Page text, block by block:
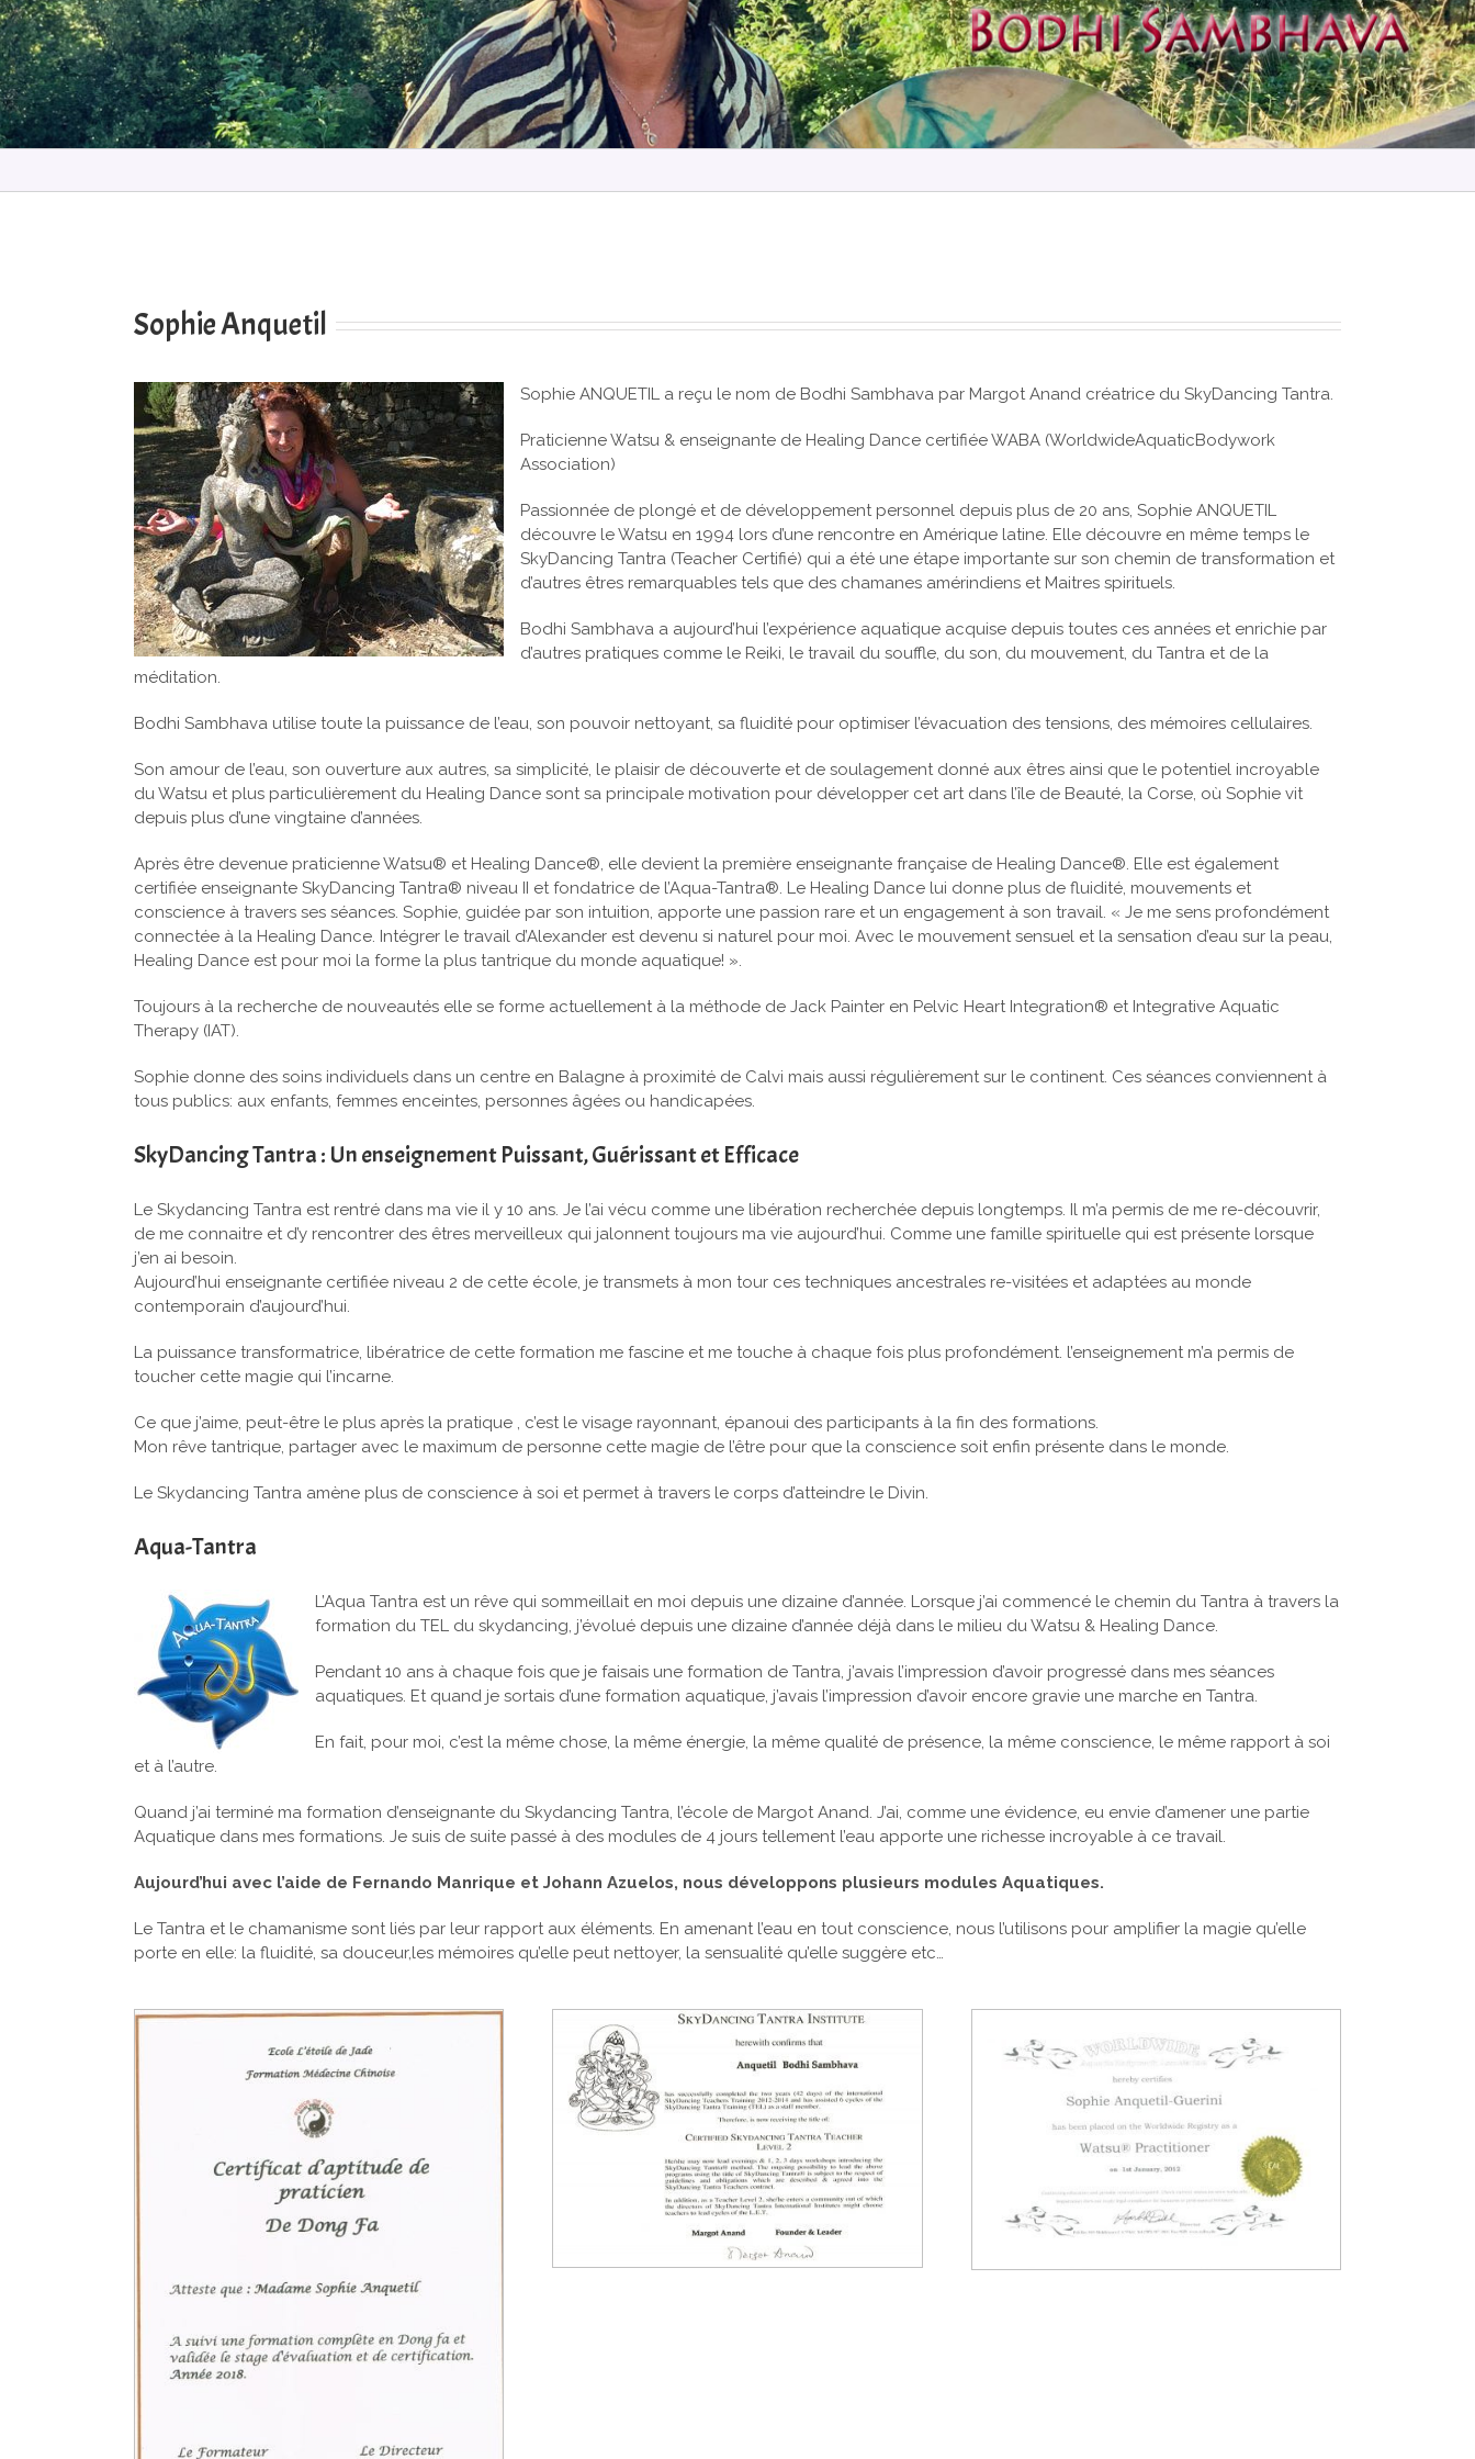
Sophie Anquetil
Sophie ANQUETIL a reçu le nom de Bodhi Sambhava par Margot Anand créatrice du SkyDancing Tantra.
Praticienne Watsu & enseignante de Healing Dance certifiée WABA (WorldwideAquaticBodywork
Association)
Passionnée de plongé et de développement personnel depuis plus de 20 ans, Sophie ANQUETIL
découvre le Watsu en 1994 lors d’une rencontre en Amérique latine. Elle découvre en même temps le
SkyDancing Tantra (Teacher Certifié) qui a été une étape importante sur son chemin de transformation et
d’autres êtres remarquables tels que des chamanes amérindiens et Maitres spirituels.
Bodhi Sambhava a aujourd’hui l’expérience aquatique acquise depuis toutes ces années et enrichie par
d’autres pratiques comme le Reiki, le travail du souffle, du son, du mouvement, du Tantra et de la
méditation.
Bodhi Sambhava utilise toute la puissance de l’eau, son pouvoir nettoyant, sa fluidité pour optimiser l’évacuation des tensions, des mémoires cellulaires.
Son amour de l’eau, son ouverture aux autres, sa simplicité, le plaisir de découverte et de soulagement donné aux êtres ainsi que le potentiel incroyable
du Watsu et plus particulièrement du Healing Dance sont sa principale motivation pour développer cet art dans l’île de Beauté, la Corse, où Sophie vit
depuis plus d’une vingtaine d’années.
Après être devenue praticienne Watsu® et Healing Dance®, elle devient la première enseignante française de Healing Dance®. Elle est également
certifiée enseignante SkyDancing Tantra® niveau II et fondatrice de l’Aqua-Tantra®. Le Healing Dance lui donne plus de fluidité, mouvements et
conscience à travers ses séances. Sophie, guidée par son intuition, apporte une passion rare et un engagement à son travail. « Je me sens profondément
connectée à la Healing Dance. Intégrer le travail d’Alexander est devenu si naturel pour moi. Avec le mouvement sensuel et la sensation d’eau sur la peau,
Healing Dance est pour moi la forme la plus tantrique du monde aquatique! ».
Toujours à la recherche de nouveautés elle se forme actuellement à la méthode de Jack Painter en Pelvic Heart Integration® et Integrative Aquatic
Therapy (IAT).
Sophie donne des soins individuels dans un centre en Balagne à proximité de Calvi mais aussi régulièrement sur le continent. Ces séances conviennent à
tous publics: aux enfants, femmes enceintes, personnes âgées ou handicapées.
SkyDancing Tantra : Un enseignement Puissant, Guérissant et Efficace
Le Skydancing Tantra est rentré dans ma vie il y 10 ans. Je l’ai vécu comme une libération recherchée depuis longtemps. Il m’a permis de me re-découvrir,
de me connaitre et d’y rencontrer des êtres merveilleux qui jalonnent toujours ma vie aujourd’hui. Comme une famille spirituelle qui est présente lorsque
j’en ai besoin.
Aujourd’hui enseignante certifiée niveau 2 de cette école, je transmets à mon tour ces techniques ancestrales re-visitées et adaptées au monde
contemporain d’aujourd’hui.
La puissance transformatrice, libératrice de cette formation me fascine et me touche à chaque fois plus profondément. l’enseignement m’a permis de
toucher cette magie qui l’incarne.
Ce que j’aime, peut-être le plus après la pratique , c’est le visage rayonnant, épanoui des participants à la fin des formations.
Mon rêve tantrique, partager avec le maximum de personne cette magie de l’être pour que la conscience soit enfin présente dans le monde.
Le Skydancing Tantra amène plus de conscience à soi et permet à travers le corps d’atteindre le Divin.
Aqua-Tantra
L’Aqua Tantra est un rêve qui sommeillait en moi depuis une dizaine d’année. Lorsque j’ai commencé le chemin du Tantra à travers la
formation du TEL du skydancing, j’évolué depuis une dizaine d’année déjà dans le milieu du Watsu & Healing Dance.
Pendant 10 ans à chaque fois que je faisais une formation de Tantra, j’avais l’impression d’avoir progressé dans mes séances
aquatiques. Et quand je sortais d’une formation aquatique, j’avais l’impression d’avoir encore gravie une marche en Tantra.
En fait, pour moi, c’est la même chose, la même énergie, la même qualité de présence, la même conscience, le même rapport à soi
et à l’autre.
Quand j’ai terminé ma formation d’enseignante du Skydancing Tantra, l’école de Margot Anand. J’ai, comme une évidence, eu envie d’amener une partie
Aquatique dans mes formations. Je suis de suite passé à des modules de 4 jours tellement l’eau apporte une richesse incroyable à ce travail.
Aujourd’hui avec l’aide de Fernando Manrique et Johann Azuelos, nous développons plusieurs modules Aquatiques.
Le Tantra et le chamanisme sont liés par leur rapport aux éléments. En amenant l’eau en tout conscience, nous l’utilisons pour amplifier la magie qu’elle
porte en elle: la fluidité, sa douceur,les mémoires qu’elle peut nettoyer, la sensualité qu’elle suggère etc…